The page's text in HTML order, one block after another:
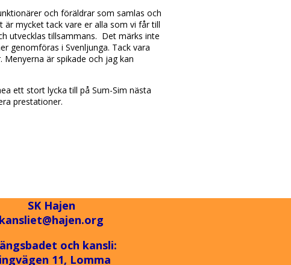
och föräldrar som samlas och
mycket tack vare er alla som vi får till
utvecklas tillsammans. Det märks inte
genomföras i Svenljunga. Tack vara
är spikade och jag kan
ett stort lycka till på Sum-Sim nästa
prestationer.
SK Hajen
kansliet@hajen.org
och kansli:
11, Lomma